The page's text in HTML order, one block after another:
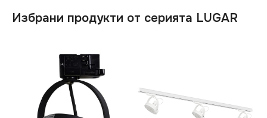
Избрани продукти от серията LUGAR